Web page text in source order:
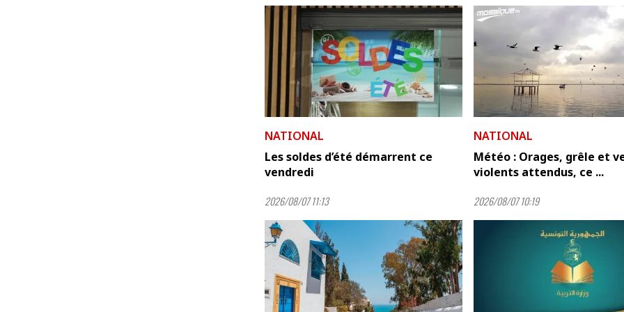
NATIONAL
Les soldes d’été démarrent ce
vendredi
2026/08/07 11:13
NATIONAL
Météo : Orages, grêle et
violents attendus, ce ...
2026/08/07 10:19